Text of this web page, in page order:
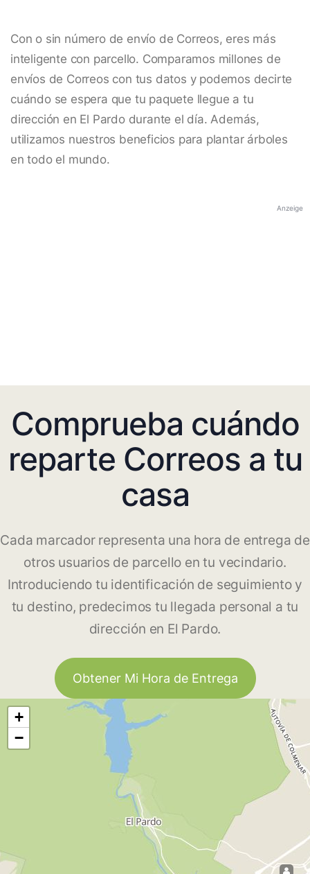
Con o sin número de envío de Correos, eres más
inteligente con parcello. Comparamos millones de
envíos de Correos con tus datos y podemos decirte
cuándo se espera que tu paquete llegue a tu
dirección en El Pardo durante el día. Además,
utilizamos nuestros beneficios para plantar árboles
en todo el mundo.
Anzeige
Comprueba cuándo
reparte Correos a tu
casa
Cada marcador representa una hora de entrega de
otros usuarios de parcello en tu vecindario.
Introduciendo tu identificación de seguimiento y
tu destino, predecimos tu llegada personal a tu
dirección en El Pardo.
Obtener Mi Hora de Entrega
+
−